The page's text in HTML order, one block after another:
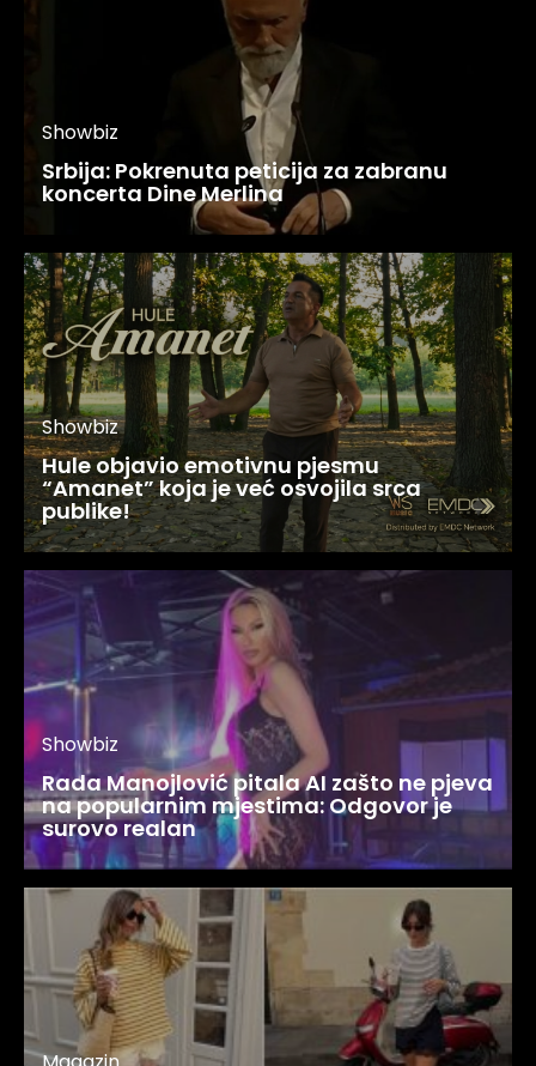
Showbiz
Srbija: Pokrenuta peticija za zabranu
koncerta Dine Merlina
Showbiz
Hule objavio emotivnu pjesmu
“Amanet” koja je već osvojila srca
publike!
Showbiz
Rada Manojlović pitala AI zašto ne pjeva
na popularnim mjestima: Odgovor je
surovo realan